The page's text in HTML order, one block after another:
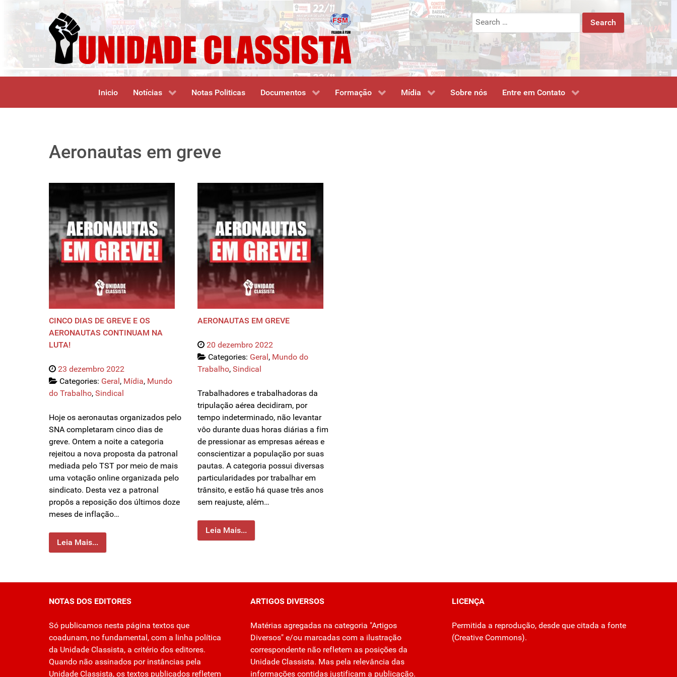
Search
for:
Inicio Notícias Notas Politicas Documentos Formação Mídia Sobre nós Entre em Contato
Aeronautas em greve
CINCO DIAS DE GREVE E OS
AERONAUTAS CONTINUAM NA
LUTA!
23 dezembro 2022
Categories: Geral , Mídia, Mundo
do Trabalho, Sindical
Hoje os aeronautas organizados pelo
SNA completaram cinco dias de
greve. Ontem a noite a categoria
rejeitou a nova proposta da patronal
mediada pelo TST por meio de mais
uma votação online organizada pelo
sindicato. Desta vez a patronal
propôs a reposição dos últimos doze
meses de inflação…
Leia Mais...
AERONAUTAS EM GREVE
20 dezembro 2022
Categories: Geral , Mundo do
Trabalho, Sindical
Trabalhadores e trabalhadoras da
tripulação aérea decidiram, por
tempo indeterminado, não levantar
vôo durante duas horas diárias a fim
de pressionar as empresas aéreas e
conscientizar a população por suas
pautas. A categoria possui diversas
particularidades por trabalhar em
trânsito, e estão há quase três anos
sem reajuste, além…
Leia Mais...
NOTAS DOS EDITORES
Só publicamos nesta página textos que
coadunam, no fundamental, com a linha política
da Unidade Classista, a critério dos editores.
Quando não assinados por instâncias pela
Unidade Classista, os textos publicados refletem
ARTIGOS DIVERSOS
Matérias agregadas na categoria "Artigos
Diversos" e/ou marcadas com a ilustração
correspondente não refletem as posições da
Unidade Classista. Mas pela relevância das
informações contidas justificam a publicação.
LICENÇA
Permitida a reprodução, desde que citada a fonte
(Creative Commons).